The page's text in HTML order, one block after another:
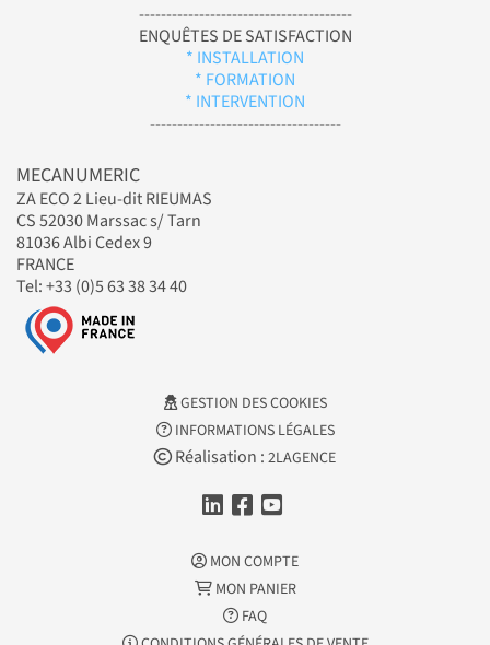
---------------------------------------
ENQUÊTES DE SATISFACTION
* INSTALLATION
* FORMATION
* INTERVENTION
-----------------------------------
MECANUMERIC
ZA ECO 2 Lieu-dit RIEUMAS
CS 52030 Marssac s/ Tarn
81036 Albi Cedex 9
FRANCE
Tel: +33 (0)5 63 38 34 40
GESTION DES COOKIES
INFORMATIONS LÉGALES
Réalisation : 2LAGENCE
MON COMPTE
MON PANIER
FAQ